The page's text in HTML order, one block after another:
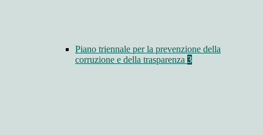
Piano triennale per la prevenzione della
corruzione e della trasparenza 3